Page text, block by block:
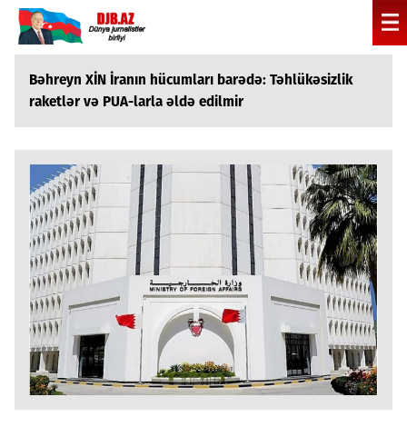
Bəhreyn XİN İranın hücumları barədə: Təhlükəsizlik
raketlər və PUA-larla əldə edilmir